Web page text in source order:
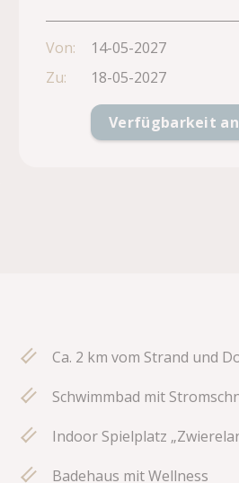
Von:
14-05-2027
Zu:
18-05-2027
Verfügbarkeit
Ca. 2 km vom Strand und
Schwimmbad mit
Indoor Spielplatz
Badehaus mit Wellness